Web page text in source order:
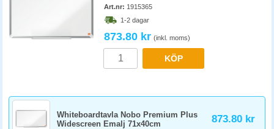
Art.nr: 1915365
1-2 dagar
873.80 kr (inkl. moms)
KÖP
Whiteboardtavla Nobo Premium Plus
Widescreen Emalj 71x40cm
873.80 kr